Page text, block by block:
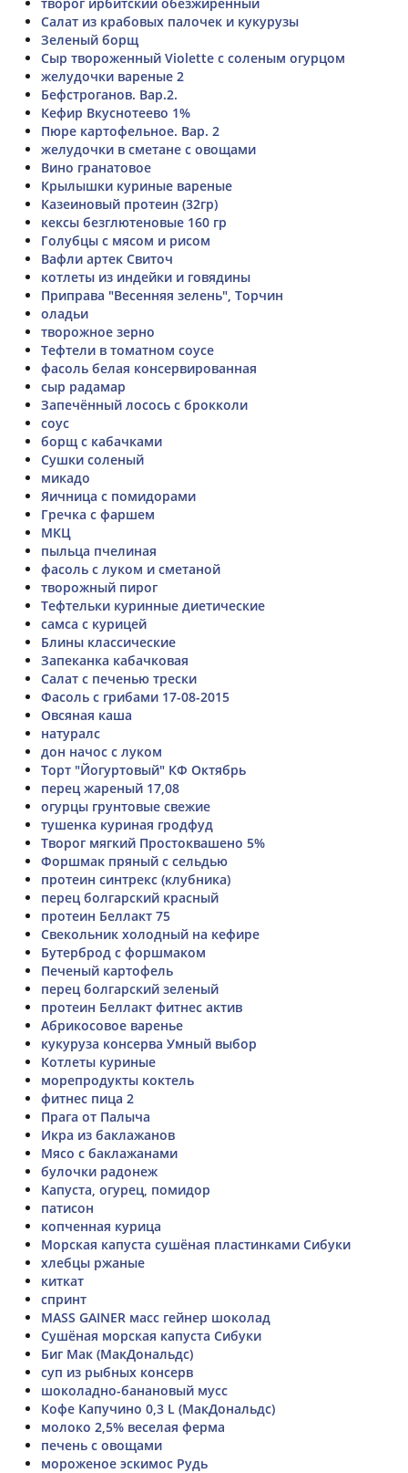
Салат из крабовых палочек и кукурузы
Зеленый борщ
Сыр твороженный Violette с соленым огурцом
желудочки вареные 2
Бефстроганов. Вар.2.
Кефир Вкуснотеево 1%
Пюре картофельное. Вар. 2
желудочки в сметане с овощами
Вино гранатовое
Крылышки куриные вареные
Казеиновый протеин (32гр)
кексы безглютеновые 160 гр
Голубцы с мясом и рисом
Вафли артек Свиточ
котлеты из индейки и говядины
Приправа "Весенняя зелень", Торчин
оладьи
творожное зерно
Тефтели в томатном соусе
фасоль белая консервированная
сыр радамар
Запечённый лосось с брокколи
соус
борщ с кабачками
Сушки соленый
микадо
Яичница с помидорами
Гречка с фаршем
МКЦ
пыльца пчелиная
фасоль с луком и сметаной
творожный пирог
Тефтельки куринные диетические
самса с курицей
Блины классические
Запеканка кабачковая
Салат с печенью трески
Фасоль с грибами 17-08-2015
Овсяная каша
натуралс
дон начос с луком
Торт "Йогуртовый" КФ Октябрь
перец жареный 17,08
огурцы грунтовые свежие
тушенка куриная гродфуд
Творог мягкий Простоквашено 5%
Форшмак пряный с сельдью
протеин синтрекс (клубника)
перец болгарский красный
протеин Беллакт 75
Свекольник холодный на кефире
Бутерброд с форшмаком
Печеный картофель
перец болгарский зеленый
протеин Беллакт фитнес актив
Абрикосовое варенье
кукуруза консерва Умный выбор
Котлеты куриные
морепродукты коктель
фитнес пица 2
Прага от Палыча
Икра из баклажанов
Мясо с баклажанами
булочки радонеж
Капуста, огурец, помидор
патисон
копченная курица
Морская капуста сушёная пластинками Сибуки
хлебцы ржаные
киткат
спринт
MASS GAINER масс гейнер шоколад
Сушёная морская капуста Сибуки
Биг Мак (МакДональдс)
суп из рыбных консерв
шоколадно-банановый мусс
Кофе Капучино 0,3 L (МакДональдс)
молоко 2,5% веселая ферма
печень с овощами
мороженое эскимос Рудь